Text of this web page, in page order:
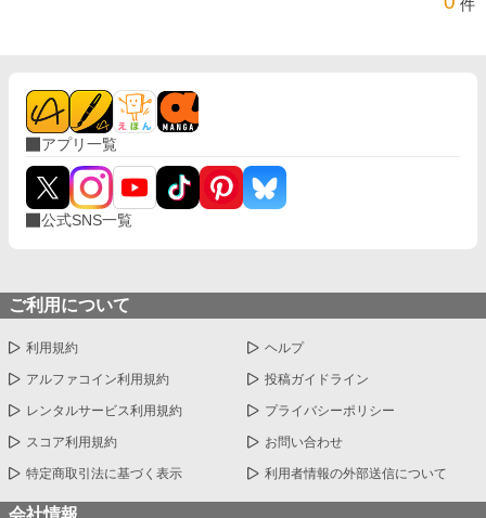
件
アプリ一覧
公式SNS一覧
ご利用について
利用規約 ヘルプ
アルファコイン利用規約 投稿ガイドライン
レンタルサービス利用規約 プライバシーポリシー
スコア利用規約 お問い合わせ
特定商取引法に基づく表示 利用者情報の外部送信について
会社情報